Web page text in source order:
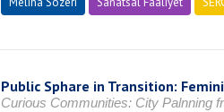
Public Sphare in Transition:
Curious Communities: City Palnning